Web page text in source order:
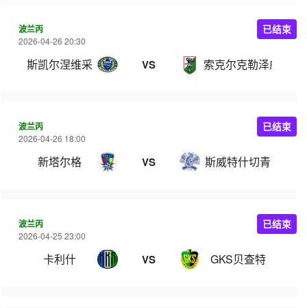
波兰丙
2026-04-26 20:30
斯凯尔涅维采 VS 索克尔克勒泽威
已结束
波兰丙
2026-04-26 18:00
新塔尔格 VS 斯威特什切青
已结束
波兰丙
2026-04-25 23:00
卡利什 VS GKS贝查特
已结束